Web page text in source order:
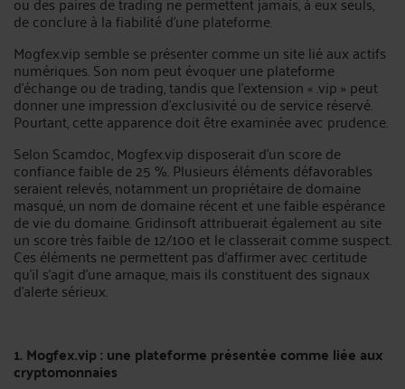
de conclure à la fiabilité d’une plateforme.
Mogfex.vip semble se présenter comme un site lié aux actifs
numériques. Son nom peut évoquer une plateforme
d’échange ou de trading, tandis que l’extension « .vip » peut
donner une impression d’exclusivité ou de service réservé.
Pourtant, cette apparence doit être examinée avec prudence.
Selon Scamdoc, Mogfex.vip disposerait d’un score de
confiance faible de 25 %. Plusieurs éléments défavorables
seraient relevés, notamment un propriétaire de domaine
masqué, un nom de domaine récent et une faible espérance
de vie du domaine. Gridinsoft attribuerait également au site
un score très faible de 12/100 et le classerait comme suspect.
Ces éléments ne permettent pas d’affirmer avec certitude
qu’il s’agit d’une arnaque, mais ils constituent des signaux
d’alerte sérieux.
1. Mogfex.vip : une plateforme présentée comme liée aux
cryptomonnaies